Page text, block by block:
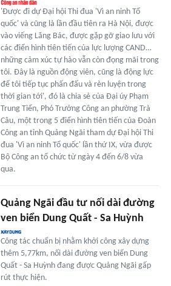
'Được đi dự Đại hội Thi đua 'Vì an ninh Tổ
quốc' và cũng là lần đầu tiên ra Hà Nội, được
vào viếng Lăng Bác, được gặp gỡ giao lưu với
các điển hình tiên tiến của lực lượng CAND…
những cảm xúc tự hào vẫn còn đọng mãi trong
tôi. Đây là nguồn động viên, cũng là động lực
để tôi tiếp tục phấn đấu và rèn luyện trong
thời gian tới', đó là chia sẻ của Đại úy Phạm
Trung Tiển, Phó Trưởng Công an phường Trà
Câu, một trong 5 điển hình tiên tiến của Đoàn
Công an tỉnh Quảng Ngãi tham dự Đại hội Thi
đua 'Vì an ninh Tổ quốc' lần thứ IX, vừa được
Bộ Công an tổ chức từ ngày 4 đến 6/8 vừa
qua.
Quảng Ngãi đầu tư nối dài đường
ven biển Dung Quất - Sa Huỳnh
Công tác chuẩn bị nhằm khởi công xây dựng
thêm 5,77km, nối dài đường ven biển Dung
Quất - Sa Huỳnh đang được Quảng Ngãi gấp
rút thực hiện.